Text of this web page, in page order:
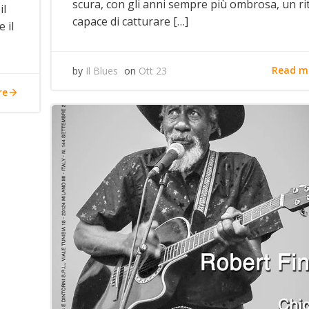
il
scura, con gli anni sempre più ombrosa, un
capace di catturare […]
by Il Blues on Ott 23 Read